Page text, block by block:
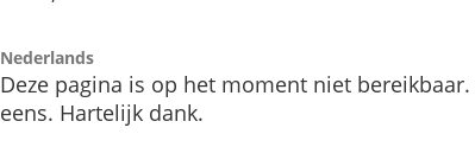
Nederlands
Deze pagina is op het moment niet
eens. Hartelijk dank.